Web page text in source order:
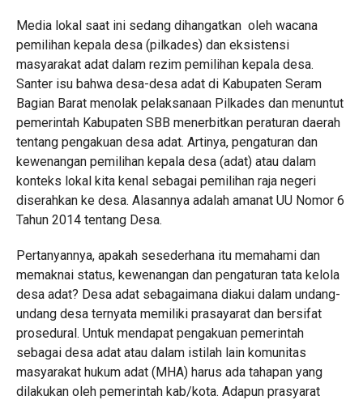
Media lokal saat ini sedang dihangatkan oleh wacana
pemilihan kepala desa (pilkades) dan eksistensi
masyarakat adat dalam rezim pemilihan kepala desa.
Santer isu bahwa desa-desa adat di Kabupaten Seram
Bagian Barat menolak pelaksanaan Pilkades dan menuntut
pemerintah Kabupaten SBB menerbitkan peraturan daerah
tentang pengakuan desa adat. Artinya, pengaturan dan
kewenangan pemilihan kepala desa (adat) atau dalam
konteks lokal kita kenal sebagai pemilihan raja negeri
diserahkan ke desa. Alasannya adalah amanat UU Nomor 6
Tahun 2014 tentang Desa.
Pertanyannya, apakah sesederhana itu memahami dan
memaknai status, kewenangan dan pengaturan tata kelola
desa adat? Desa adat sebagaimana diakui dalam undang-
undang desa ternyata memiliki prasayarat dan bersifat
prosedural. Untuk mendapat pengakuan pemerintah
sebagai desa adat atau dalam istilah lain komunitas
masyarakat hukum adat (MHA) harus ada tahapan yang
dilakukan oleh pemerintah kab/kota. Adapun prasyarat